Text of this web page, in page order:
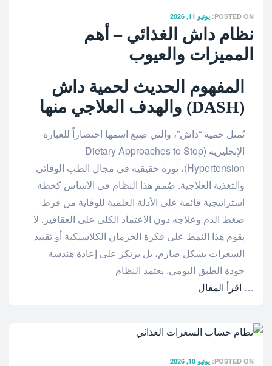
POSTED ON: يونيو 11, 2026
نظام داش الغذائي – أهم
المميزات والعيوب
المفهوم الحديث لحمية داش
(DASH) والهدف العلاجي منها
تُمثل حمية “داش”، والتي صِيغ اسمها اختصاراً للعبارة
الإنجليزية (Dietary Approaches to Stop
Hypertension)، ثورة حقيقية في مجال الطب الوقائي
والتغذية العلاجية. صُمم هذا النظام في الأساس كخطة
استراتيجية قائمة على الأدلة العلمية للوقاية من فرط
ضغط الدم وعلاجه دون الاعتماد الكلي على العقاقير. لا
يقوم هذا النمط على فكرة الحرمان الكلاسيكية أو تقييد
السعرات بشكل صارم، بل يرتكز على إعادة هندسة
جودة الطبق اليومي. يعتمد النظام
… اقرأ المقال
POSTED ON: يونيو 10, 2026